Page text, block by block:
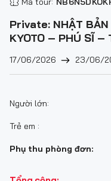
Private: NHẬT
KYOTO – PHÚ SĨ –
17/06/2026 23/06/
Người lớn:
Trẻ em :
Phụ thu phòng đơn: